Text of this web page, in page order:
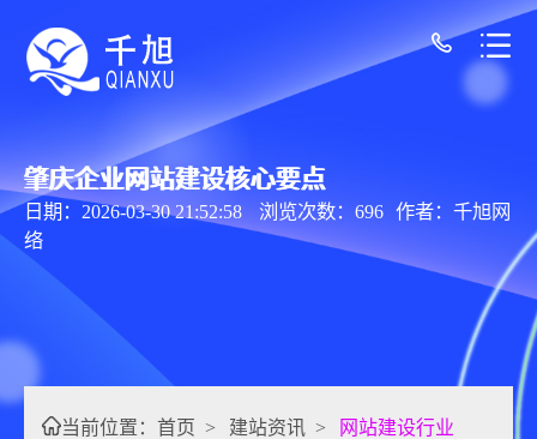
肇庆企业网站建设核心要点
日期：2026-03-30 21:52:58 浏览次数：696 作者：千旭网
络
当前位置： 首页 > 建站资讯 > 网站建设行业